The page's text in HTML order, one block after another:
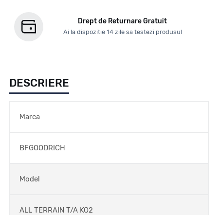
Drept de Returnare Gratuit
Ai la dispozitie 14 zile sa testezi produsul
DESCRIERE
Marca
BFGOODRICH
Model
ALL TERRAIN T/A KO2